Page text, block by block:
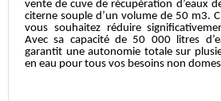
vente de cuve de récupération d’eaux
citerne souple d’un volume de 50 m3.
vous souhaitez réduire
Avec sa capacité de 50 000 litres
garantit une autonomie totale sur
en eau pour tous vos besoins non